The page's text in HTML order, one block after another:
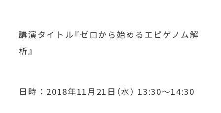
講演タイトル『ゼロから始めるエピゲノム解
析』
日時：2018年11月21日（水） 13:30～14:30